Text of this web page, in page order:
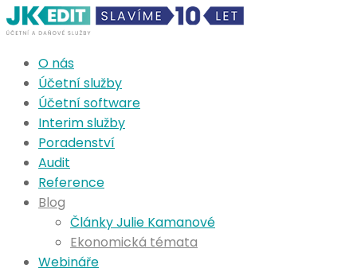
O nás
Účetní služby
Účetní software
Interim služby
Poradenství
Audit
Reference
Blog
Články Julie Kamanové
Ekonomická témata
Webináře